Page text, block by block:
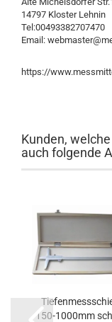
14797 Kloster Lehnin
Tel:00493382707470
Email:
https://
Kunden,
auch folgende
150-1000mm